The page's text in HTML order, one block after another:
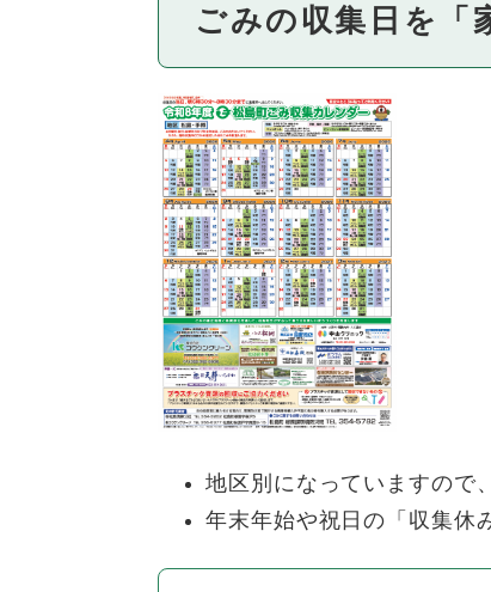
ごみの収集日を「
地区別になっていますので
年末年始や祝日の「収集休